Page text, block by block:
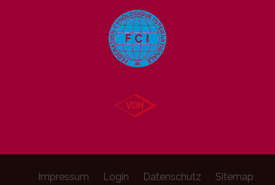
Impressum Login Datenschutz Sitemap